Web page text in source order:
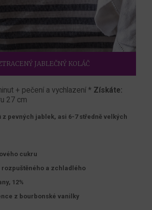
JABLEČNÝ KOLÁČ
+ pečení a vychlazení * Získáte:
27 cm
z pevných jablek, asi 6-7 středně velkých
cukru
rozpuštěného a zchladlého
12%
z bourbonské vanilky